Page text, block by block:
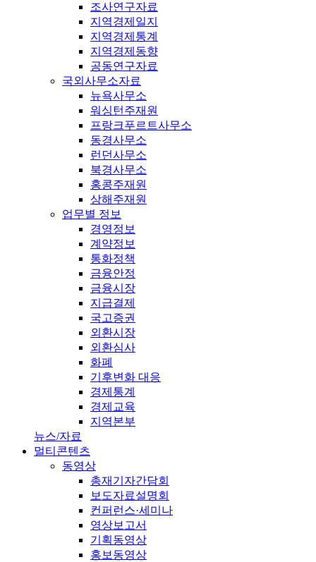
조사연구자료
지역경제일지
지역경제통계
지역경제동향
공동연구자료
국외사무소자료
뉴욕사무소
워싱턴주재원
프랑크푸르트사무소
동경사무소
런던사무소
북경사무소
홍콩주재원
상해주재원
업무별 정보
경영정보
계약정보
통화정책
금융안정
금융시장
지급결제
국고증권
외환시장
외환심사
화폐
기후변화 대응
경제통계
경제교육
지역본부
뉴스/자료
멀티콘텐츠
동영상
총재기자간담회
보도자료설명회
컨퍼런스·세미나
영상보고서
기획동영상
홍보동영상